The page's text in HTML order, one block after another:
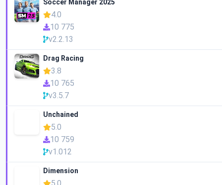
Soccer Manager 2025
4.0
10 775
v2.2.13
Drag Racing
3.8
10 765
v3.5.7
Unchained
5.0
10 759
v1.012
Dimension